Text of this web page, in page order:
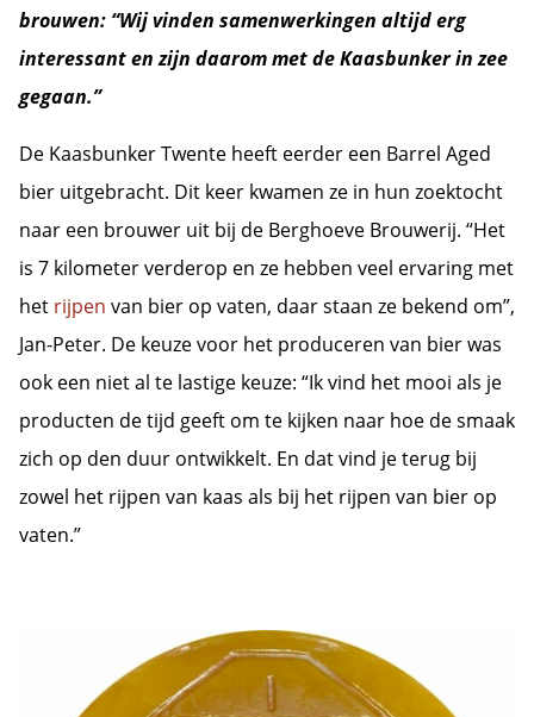
brouwen: “Wij vinden samenwerkingen altijd erg
interessant en zijn daarom met de Kaasbunker in zee
gegaan.”
De Kaasbunker Twente heeft eerder een Barrel Aged
bier uitgebracht. Dit keer kwamen ze in hun zoektocht
naar een brouwer uit bij de Berghoeve Brouwerij. “Het
is 7 kilometer verderop en ze hebben veel ervaring met
het rijpen van bier op vaten, daar staan ze bekend om”,
Jan-Peter. De keuze voor het produceren van bier was
ook een niet al te lastige keuze: “Ik vind het mooi als je
producten de tijd geeft om te kijken naar hoe de smaak
zich op den duur ontwikkelt. En dat vind je terug bij
zowel het rijpen van kaas als bij het rijpen van bier op
vaten.”
op
gebruikt
te
Hierdoor
website-
van